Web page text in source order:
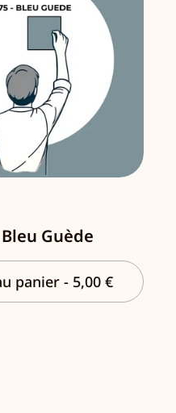
Guède
panier - 5,00 €